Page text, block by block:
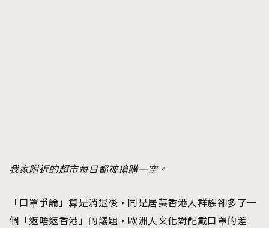
我家附近的超市每日都被搶購一空。
「口罩爭論」算是消退後，同是居英香港人群族卻多了一
個「返唔返香港」的議題，歐洲人文化對配戴口罩的差